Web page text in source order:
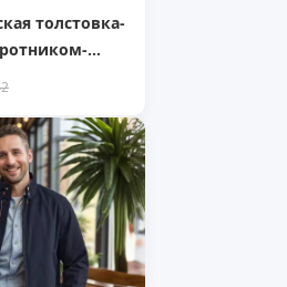
толстовка-
толстовка на